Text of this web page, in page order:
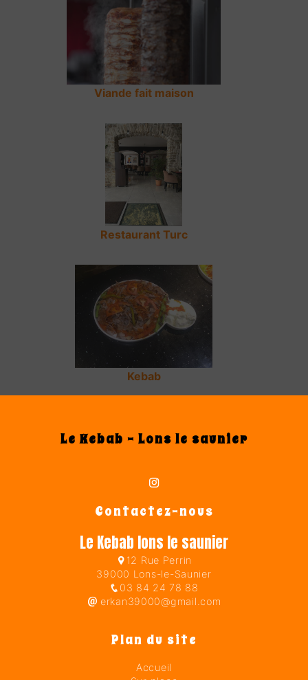
Viande fait maison
Restaurant Turc
Kebab
Le Kebab - Lons le saunier
Contactez-nous
Le Kebab lons le saunier
12 Rue Perrin
39000 Lons-le-Saunier
03 84 24 78 88
erkan39000@gmail.com
Plan du site
Accueil